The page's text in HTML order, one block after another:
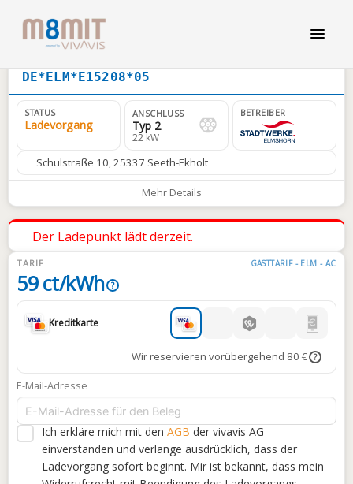
DE*ELM*E15208*05
STATUS
Ladevorgang
ANSCHLUSS
Typ 2
22 kW
BETREIBER
Schulstraße 10, 25337 Seeth-Ekholt
Mehr Details
Der Ladepunkt lädt derzeit.
TARIF GASTTARIF - ELM - AC
59 ct/kWh ?
Kreditkarte
Wir reservieren vorübergehend 80 € ?
E-Mail-Adresse
Ich erkläre mich mit den AGB der vivavis AG
einverstanden und verlange ausdrücklich, dass der
Ladevorgang sofort beginnt. Mir ist bekannt, dass mein